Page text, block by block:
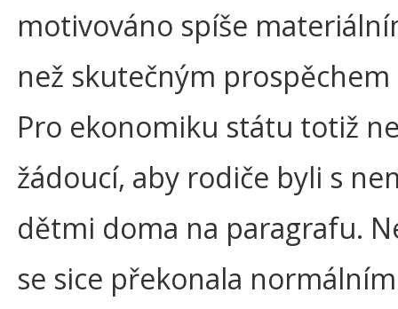
motivováno spíše
než skutečným
Pro ekonomiku státu totiž
žádoucí, aby rodiče byli s
dětmi doma na paragrafu.
se sice překonala normálním